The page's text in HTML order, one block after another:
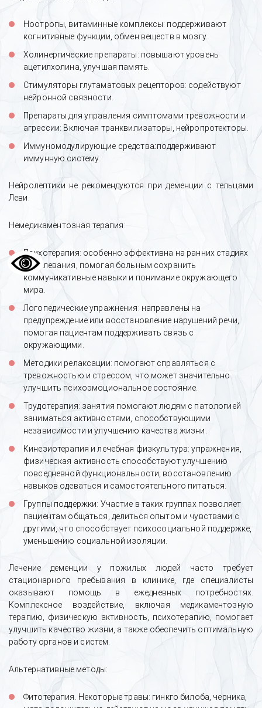
зависимости в реабилитационном
центре и амбулаторной
психологической помощи для семьи
Ноотропы, витаминные комплексы: поддерживают
когнитивные функции, обмен веществ в мозгу.
Холинергические препараты: повышают уровень
ацетилхолина, улучшая память.
Стимуляторы глутаматовых рецепторов: содействуют
нейронной связности.
Препараты для управления симптомами тревожности и
агрессии: Включая транквилизаторы, нейропротекторы.
Иммуномодулирующие средства:поддерживают
иммунную систему.
Нейролептики не рекомендуются при деменции с тельцами
Леви.
Немедикаментозная терапия:
Психотерапия: особенно эффективна на ранних стадиях
заболевания, помогая больным сохранить
коммуникативные навыки и понимание окружающего
мира.
Логопедические упражнения: направлены на
предупреждение или восстановление нарушений речи,
помогая пациентам поддерживать связь с
окружающими.
Методики релаксации: помогают справляться с
тревожностью и стрессом, что может значительно
улучшить психоэмоциональное состояние.
Трудотерапия: занятия помогают людям с патологией
заниматься активностями, способствующими
независимости и улучшению качества жизни.
Кинезиотерапия и лечебная физкультура: упражнения,
физическая активность способствуют улучшению
повседневной функциональности, восстановлению
навыков одеваться и самостоятельного питаться.
Группы поддержки: Участие в таких группах позволяет
пациентам общаться, делиться опытом и чувствами с
другими, что способствует психосоциальной поддержке,
уменьшению социальной изоляции.
Лечение деменции у пожилых людей часто требует
стационарного пребывания в клинике, где специалисты
оказывают помощь в ежедневных потребностях.
Комплексное воздействие, включая медикаментозную
терапию, физическую активность, психотерапию, помогает
улучшить качество жизни, а также обеспечить оптимальную
работу органов и систем.
Альтернативные методы:
Фитотерапия. Некоторые травы: гинкго билоба, черника,